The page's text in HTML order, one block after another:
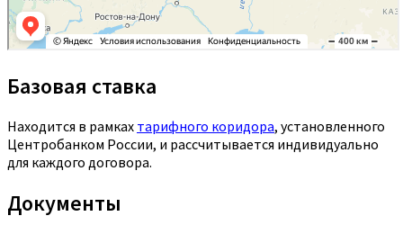
Базовая ставка
Находится в рамках тарифного коридора, установленного
Центробанком России, и рассчитывается индивидуально
для каждого договора.
Документы